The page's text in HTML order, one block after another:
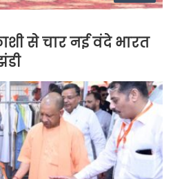
से चार नई वंदे भारत